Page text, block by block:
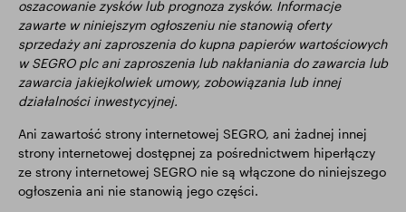
oszacowanie zysków lub prognoza zysków. Informacje
zawarte w niniejszym ogłoszeniu nie stanowią oferty
sprzedaży ani zaproszenia do kupna papierów wartościowych
w SEGRO plc ani zaproszenia lub nakłaniania do zawarcia lub
zawarcia jakiejkolwiek umowy, zobowiązania lub innej
działalności inwestycyjnej.
Ani zawartość strony internetowej SEGRO, ani żadnej innej
strony internetowej dostępnej za pośrednictwem hiperłączy
ze strony internetowej SEGRO nie są włączone do niniejszego
ogłoszenia ani nie stanowią jego części.